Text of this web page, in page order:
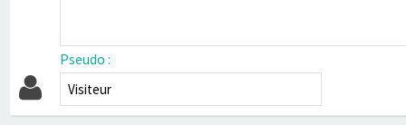
Pseudo :